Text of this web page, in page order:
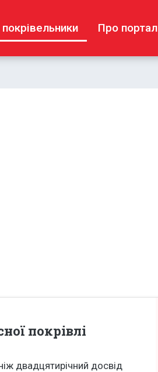
покрівельники Про портал
покрівлі
двадцятирічний досвід